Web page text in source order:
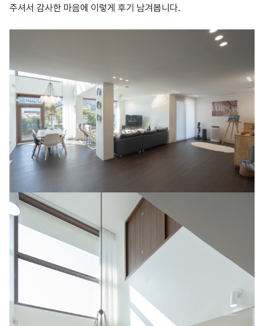
주셔서 감사한 마음에 이렇게 후기 남겨봅니다.